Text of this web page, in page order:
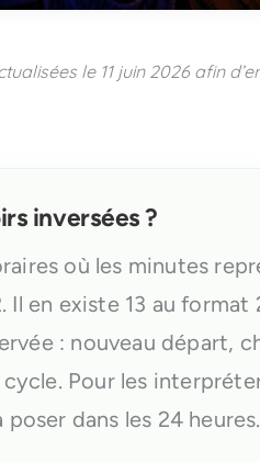
le 11 juin 2026 afin
inversées ?
où les minutes
Il en existe 13 au format
: nouveau départ,
Pour les
dans les 24 heures.